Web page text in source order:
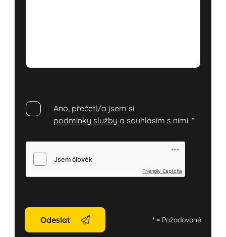
Ano, přečetl/a jsem si
podmínky služby a souhlasím s nimi.*
Friendly Captcha
Odeslat *= Požadované